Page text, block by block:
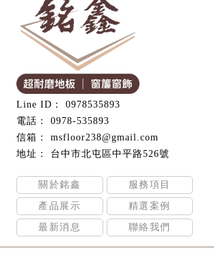
0978535893
0978-535893
msfloor238@gmail.com
台中市北屯區中平路526號
關於銘鑫 服務項目
產品展示 精選案例
最新消息 聯絡我們